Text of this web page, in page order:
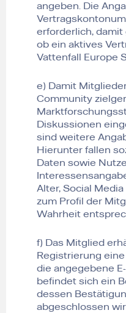
angeben. Die
erforderlich,
ob ein aktives
Vattenfall Europe
e) Damit
Community
Diskussionen
sind weitere
Hierunter fallen
Daten sowie
Alter, Social
zum Profil der
Wahrheit
f) Das Mitglied
Registrierung
die angegebene
befindet sich ein
dessen
abgeschlossen